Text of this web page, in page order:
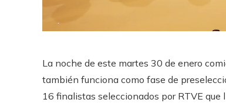
La noche de este martes 30 de enero
también funciona como fase de
16 finalistas seleccionados por RTVE que